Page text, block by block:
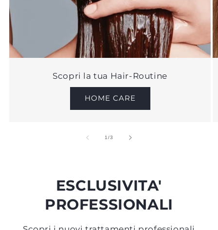
Scopri la tua Hair-Routine
HOME CARE
1/su
3
ESCLUSIVITA'
PROFESSIONALI